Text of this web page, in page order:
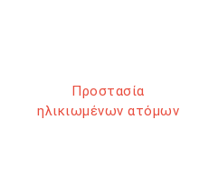
Προστασία
ηλικιωμένων ατόμων